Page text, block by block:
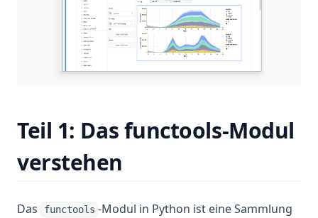
Teil 1: Das functools-Modul
verstehen
Das functools -Modul in Python ist eine Sammlung